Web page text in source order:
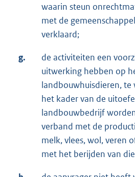
waarin steun
met de
verklaard;
g.
de activiteiten een
uitwerking hebben op
landbouwhuisdieren, te
het kader van de
landbouwbedrijf
verband met de
melk, vlees, wol, veren
met het berijden van